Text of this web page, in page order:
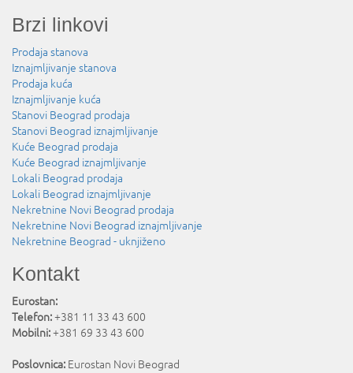
Brzi linkovi
Prodaja stanova
Iznajmljivanje stanova
Prodaja kuća
Iznajmljivanje kuća
Stanovi Beograd prodaja
Stanovi Beograd iznajmljivanje
Kuće Beograd prodaja
Kuće Beograd iznajmljivanje
Lokali Beograd prodaja
Lokali Beograd iznajmljivanje
Nekretnine Novi Beograd prodaja
Nekretnine Novi Beograd iznajmljivanje
Nekretnine Beograd - uknjiženo
Kontakt
Eurostan:
Telefon:+381 11 33 43 600
Mobilni:+381 69 33 43 600
Poslovnica: Eurostan Novi Beograd